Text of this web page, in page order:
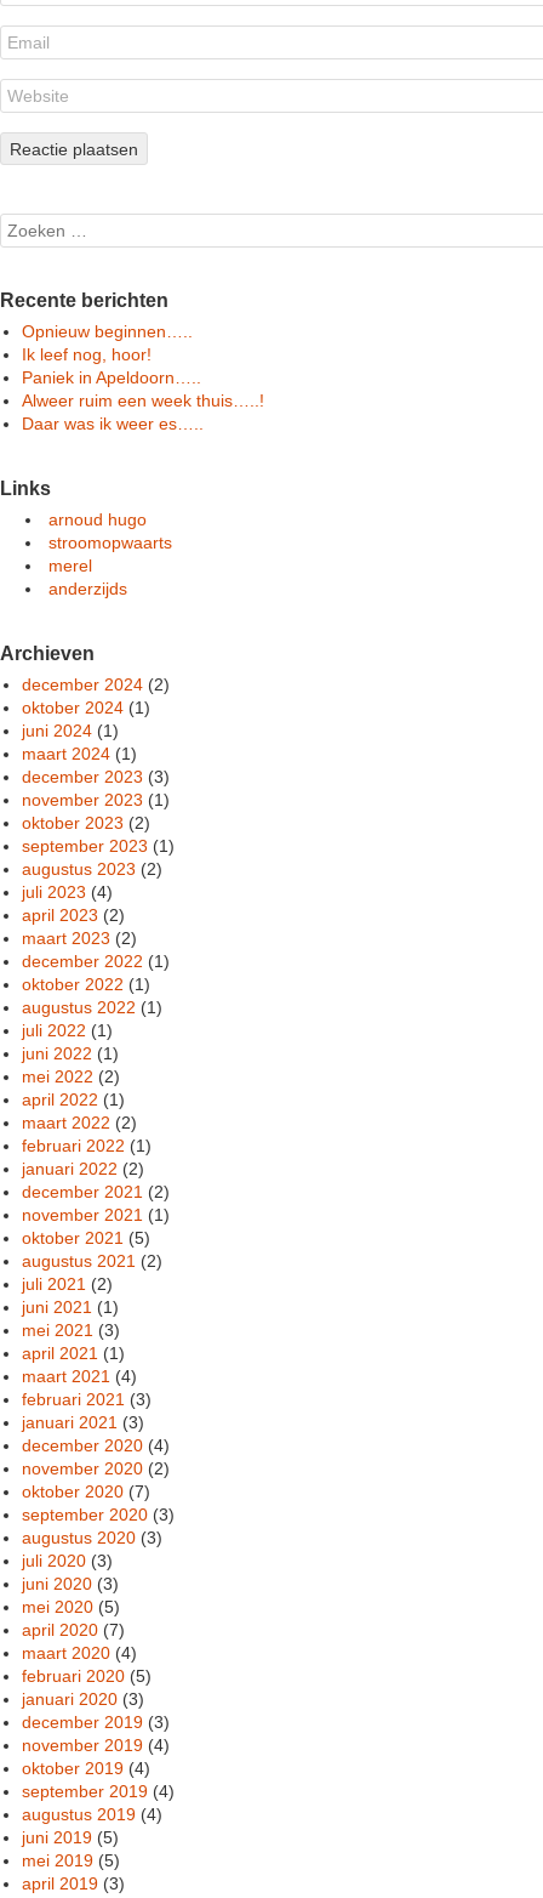
Search
Recente berichten
Opnieuw beginnen…..
Ik leef nog, hoor!
Paniek in Apeldoorn…..
Alweer ruim een week thuis…..!
Daar was ik weer es…..
Links
arnoud hugo
stroomopwaarts
merel
anderzijds
Archieven
december 2024 (2)
oktober 2024 (1)
juni 2024 (1)
maart 2024 (1)
december 2023 (3)
november 2023 (1)
oktober 2023 (2)
september 2023 (1)
augustus 2023 (2)
juli 2023 (4)
april 2023 (2)
maart 2023 (2)
december 2022 (1)
oktober 2022 (1)
augustus 2022 (1)
juli 2022 (1)
juni 2022 (1)
mei 2022 (2)
april 2022 (1)
maart 2022 (2)
februari 2022 (1)
januari 2022 (2)
december 2021 (2)
november 2021 (1)
oktober 2021 (5)
augustus 2021 (2)
juli 2021 (2)
juni 2021 (1)
mei 2021 (3)
april 2021 (1)
maart 2021 (4)
februari 2021 (3)
januari 2021 (3)
december 2020 (4)
november 2020 (2)
oktober 2020 (7)
september 2020 (3)
augustus 2020 (3)
juli 2020 (3)
juni 2020 (3)
mei 2020 (5)
april 2020 (7)
maart 2020 (4)
februari 2020 (5)
januari 2020 (3)
december 2019 (3)
november 2019 (4)
oktober 2019 (4)
september 2019 (4)
augustus 2019 (4)
juni 2019 (5)
mei 2019 (5)
april 2019 (3)